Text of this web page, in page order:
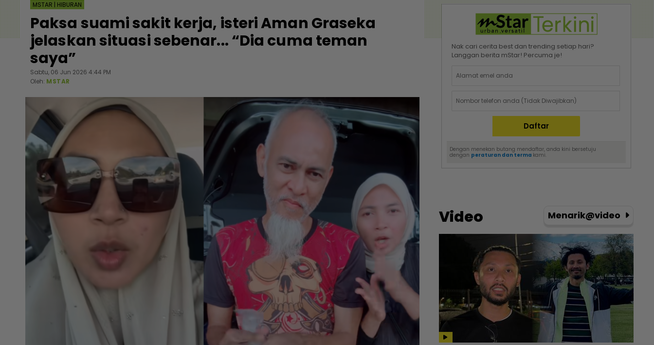
MSTAR | HIBURAN
Paksa suami sakit kerja, isteri Aman Graseka
jelaskan situasi sebenar... “Dia cuma teman
saya”
Sabtu, 06 Jun 2026 4:44 PM
Oleh: MSTAR
Nak cari cerita best dan trending setiap hari?
Langgan berita mStar! Percuma je!
Dengan menekan butang mendaftar, anda kini bersetuju
dengan peraturan dan terma kami.
Video Menarik@video